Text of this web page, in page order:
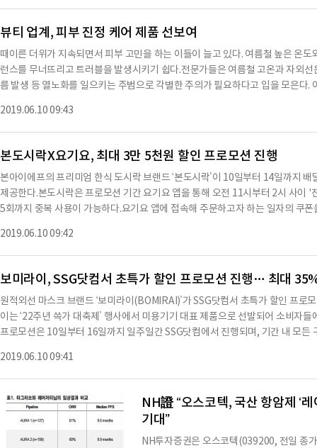
e)’과 ‘구매(Buy)’의 중의적 의미를 담아 ‘
라인업은 ▲게임 – 보겸, 감스트, 테스터훈,
뷰티 업계, 피부 진정 케어 제품 선보여
때이른 더위가 지속되면서 피부 고민을 하는 이들이 늘고 있다. 여름철 높은 온
런스를 무너뜨리고 트러블을 발생시키기 쉽다.전문가들은 여름철 고온과 자외
름 발생 등 열노화를 일으키는 주범으로 각별한 주의가 필요하다고 입을 모은다.
보이며 소비자들의 이목을 끌고 있다. 유해의심성분 없는 천연기능성 화장품 브
2019.06.10 09:43
본도시락X요기요, 최대 3만 5천원 할인 프로모션 진행
본아이에프의 프리미엄 한식 도시락 브랜드 ‘본도시락’이 10일부터 14일까지
제공한다.본도시락은 프로모션 기간 요기요 앱을 통해 오전 11시부터 2시 사이
5회까지 중복 사용이 가능하다.요기요 앱에 접속해 주문하고자 하는 일자의 쿠
에 따라 배달 음식에 대한 수요가 증가할 것으로 예상되어 해당 프로모션을 준비
2019.06.10 09:42
보미라이, SSG닷컴서 초특가 할인 프로모션 진행… 최대
원적외선 마스크 브랜드 ‘보미라이(BOMIRAI)’가 SSG닷컴서 초특가 할인 프로
이는 ‘22주년 쓱가 대축제’ 행사에서 미용기기 대표 제품으로 선발되어 소비자
프로모션은 10일부터 16일까지 일주일간 SSG닷컴에서 진행되며, 기간 내 모
로모션을 통해 부담없이 보미라이를 구매할 수 있는 기회가 되길 바란다”고 말
2019.06.10 09:41
NH證 “오스코텍, 국산 항암제 ‘
기대”
NH투자증권은 오스코텍(039200, 전일 종